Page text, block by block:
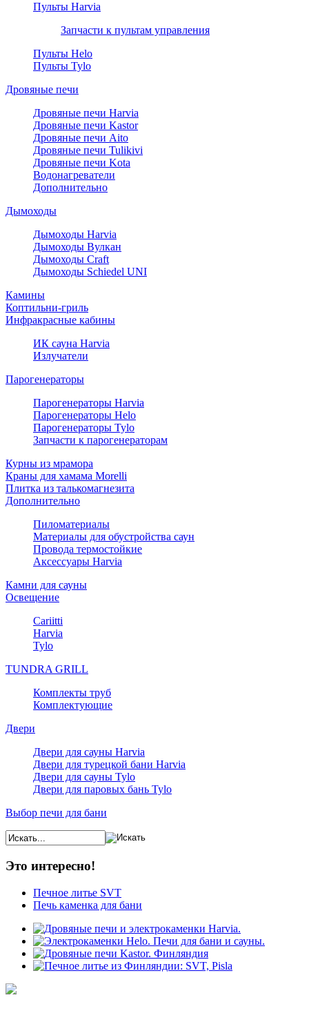
Пульты Harvia
Запчасти к пультам управления
Пульты Helo
Пульты Tylo
Дровяные печи
Дровяные печи Harvia
Дровяные печи Kastor
Дровяные печи Aito
Дровяные печи Tulikivi
Дровяные печи Kota
Водонагреватели
Дополнительно
Дымоходы
Дымоходы Harvia
Дымоходы Вулкан
Дымоходы Craft
Дымоходы Schiedel UNI
Камины
Коптильни-гриль
Инфракрасные кабины
ИК сауна Harvia
Излучатели
Парогенераторы
Парогенераторы Harvia
Парогенераторы Helo
Парогенераторы Tylo
Запчасти к парогенераторам
Курны из мрамора
Краны для хамама Morelli
Плитка из талькомагнезита
Дополнительно
Пиломатериалы
Материалы для обустройства саун
Провода термостойкие
Аксессуары Harvia
Камни для сауны
Освещение
Cariitti
Harvia
Tylo
TUNDRA GRILL
Комплекты труб
Комплектующие
Двери
Двери для сауны Harvia
Двери для турецкой бани Harvia
Двери для сауны Tylo
Двери для паровых бань Tylo
Выбор печи для бани
Это интересно!
Печное литье SVT
Печь каменка для бани